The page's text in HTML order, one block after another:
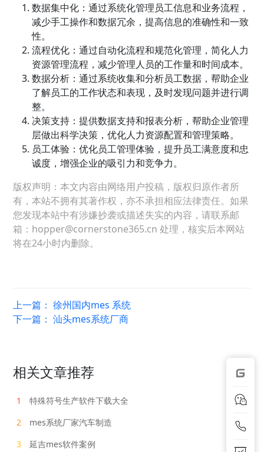
数据集中化：通过系统化管理员工信息和业务流程，
减少手工操作和数据冗余，提高信息的准确性和一致
性。
流程优化：通过自动化流程和规范化管理，简化人力
资源管理流程，减少管理人员的工作量和时间成本。
数据分析：通过系统收集和分析员工数据，帮助企业
了解员工的工作状态和表现，及时发现问题并进行调
整。
决策支持：提供数据支持和报表分析，帮助企业管理
层做出科学决策，优化人力资源配置和管理策略。
员工体验：优化员工管理体验，提升员工满意度和忠
诚度，增强企业的吸引力和竞争力。
版权声明：本文内容由网络用户投稿，版权归原作者所
有，本站不拥有其著作权，亦不承担相应法律责任。如果
您发现本站中有涉嫌抄袭或描述失实的内容，请联系邮
箱：hopper@cornerstone365.cn 处理，核实后本网站
将在24小时内删除。
上一篇：徐州国内mes 系统
下一篇：汕头mes系统厂商
相关文章推荐
1
特殊符号生产软件下载大全
2
mes系统厂家汽车制造
3
延吉mes软件案例